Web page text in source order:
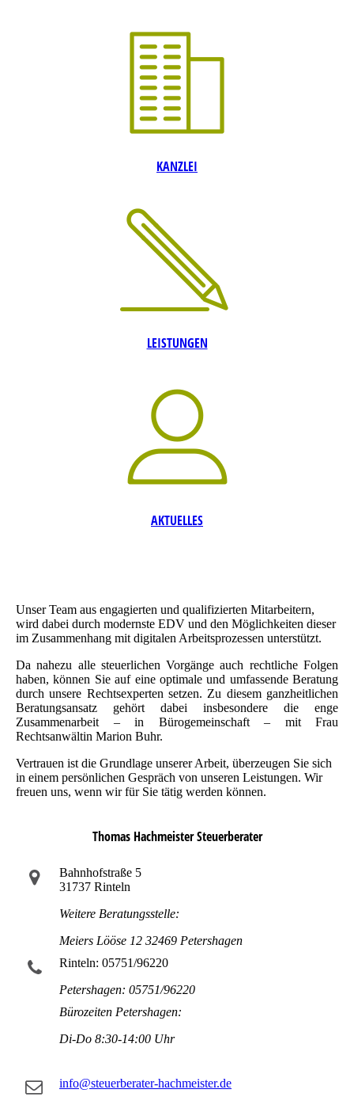
KANZLEI
LEISTUNGEN
AKTUELLES
Unser Team aus engagierten und qualifizierten Mitarbeitern,
wird dabei durch modernste EDV und den Möglichkeiten dieser
im Zusammenhang mit digitalen Arbeitsprozessen unterstützt.
Da nahezu alle steuerlichen Vorgänge auch rechtliche Folgen
haben, können Sie auf eine optimale und umfassende Beratung
durch unsere Rechtsexperten setzen. Zu diesem ganzheitlichen
Beratungsansatz gehört dabei insbesondere die enge
Zusammenarbeit – in Bürogemeinschaft – mit Frau
Rechtsanwältin Marion Buhr.
Vertrauen ist die Grundlage unserer Arbeit, überzeugen Sie sich
in einem persönlichen Gespräch von unseren Leistungen. Wir
freuen uns, wenn wir für Sie tätig werden können.
Thomas Hachmeister Steuerberater
Bahnhofstraße 5
31737 Rinteln
Weitere Beratungsstelle:
Meiers Lööse 12 32469 Petershagen
Rinteln: 05751/96220
Petershagen: 05751/96220
Bürozeiten Petershagen:
Di-Do 8:30-14:00 Uhr
info@steuerberater-hachmeister.de